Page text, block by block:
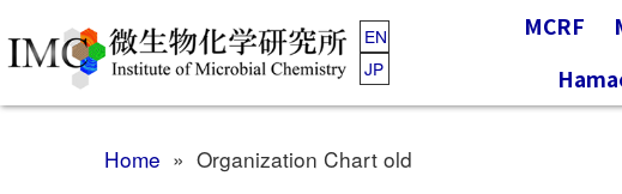
EN
JP
MCRF
Home » Organization Chart old